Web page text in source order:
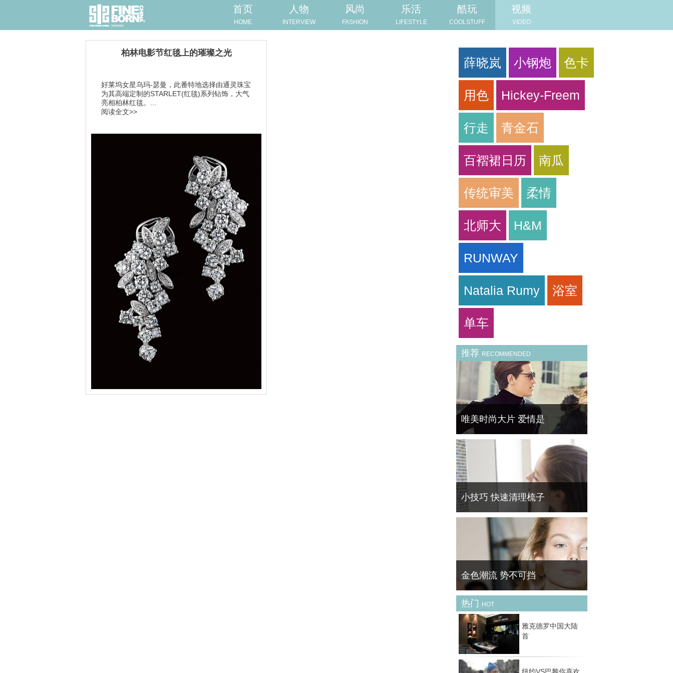
首页
HOME
人物
INTERVIEW
风尚
FASHION
乐活
LIFESTYLE
酷玩
COOLSTUFF
视频
VIDEO
柏林电影节红毯上的璀璨之光
好莱坞女星乌玛-瑟曼，此番特地选择由通灵珠宝
为其高端定制的STARLET(红毯)系列钻饰，大气
亮相柏林红毯。...
阅读全文>>
薛晓岚 小钢炮 色卡
用色 Hickey-Freem
行走 青金石
百褶裙日历 南瓜
传统审美 柔情
北师大 H&M
RUNWAY
Natalia Rumy 浴室
单车
推荐 RECOMMENDED
唯美时尚大片 爱情是
经典爱情主题时尚大片——从邂逅，到坠入爱
河，再到相濡以沫抑或相忘于江湖，爱情中的
每个阶段在这些组时尚大片中得以尽现。
小技巧 快速清理梳子
平日梳头在梳子上缠上脱发是十分常见的，积
久了看着非常不舒服。 菁华 ( FineBornChina
)教你快速清理梳子的残余头发。
金色潮流 势不可挡
黄金首饰是一种风格多变的珠宝配饰 , 它可经
典可休闲可时尚可古典，关键在于你的着装与
场合。然而 , 最经典的莫过于简约款式 , 如果
你希望入手的黄金配饰能持续好几季，那么选
择
热门 HOT
雅克德罗中国大陆
首